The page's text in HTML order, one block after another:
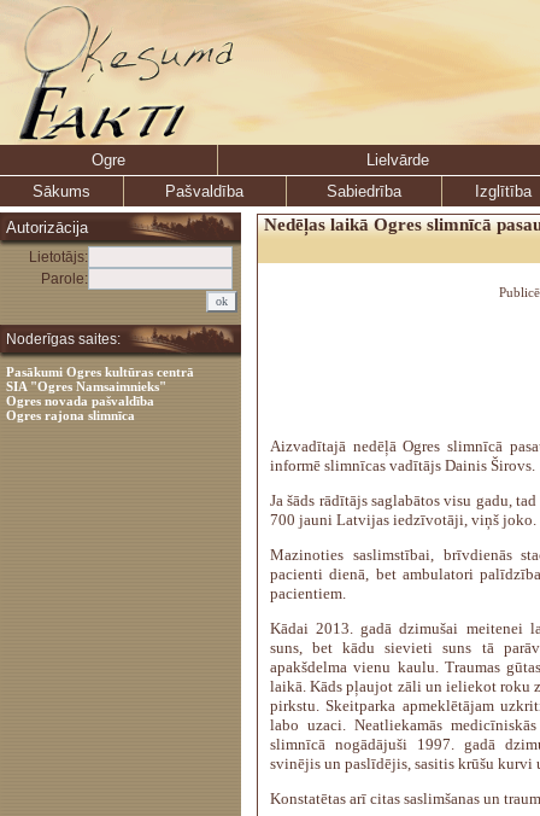
Ogre
Lielvārde
Sākums
Pašvaldība Sabiedrība
Izglītība
Autorizācija
Lietotājs:
Parole:
Noderīgas saites:
Pasākumi Ogres kultūras centrā
SIA "Ogres Namsaimnieks"
Ogres novada pašvaldība
Ogres rajona slimnīca
Nedēļas laikā Ogres slimnīcā
Aizvadītajā nedēļā Ogres slimnīcā
informē slimnīcas vadītājs Dainis Širovs.
Ja šāds rādītājs saglabātos visu gadu,
700 jauni Latvijas iedzīvotāji, viņš joko.
Mazinoties saslimstībai, brīvdienās
pacienti dienā, bet ambulatori
pacientiem.
Kādai 2013. gadā dzimušai meitenei
suns, bet kādu sievieti suns tā
apakšdelma vienu kaulu. Traumas
laikā. Kāds pļaujot zāli un ieliekot roku
pirkstu. Skeitparka apmeklētājam
labo uzaci. Neatliekamās
slimnīcā nogādājuši 1997. gadā
svinējis un paslīdējis, sasitis krūšu kurvi
Konstatētas arī citas saslimšanas un